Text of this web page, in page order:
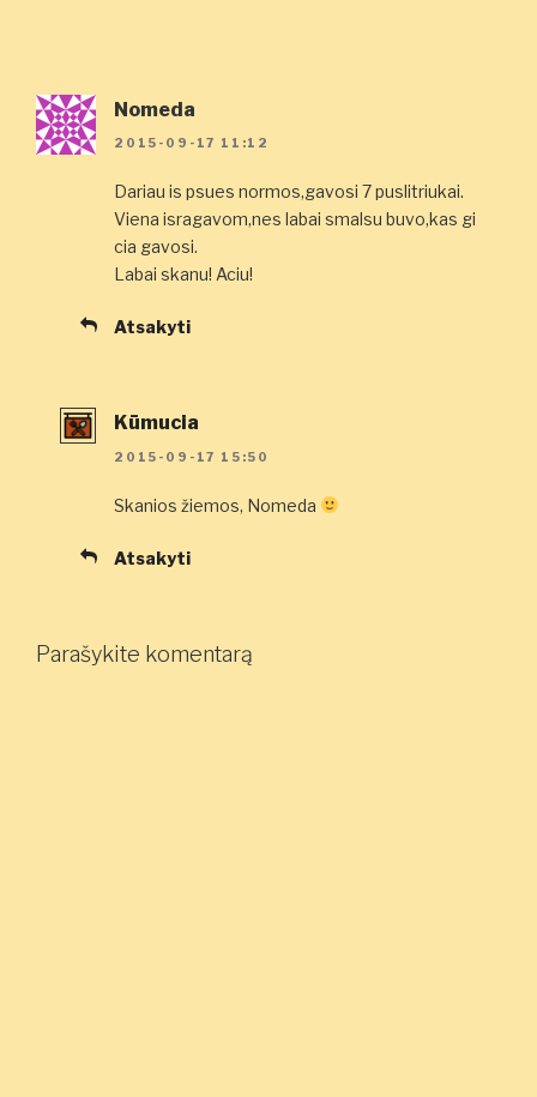
Nomeda
2015-09-17 11:12
Dariau is psues normos,gavosi 7 puslitriukai.
Viena isragavom,nes labai smalsu buvo,kas gi
cia gavosi.
Labai skanu! Aciu!
Atsakyti
Kūmucia
2015-09-17 15:50
Skanios žiemos, Nomeda
Atsakyti
Parašykite komentarą